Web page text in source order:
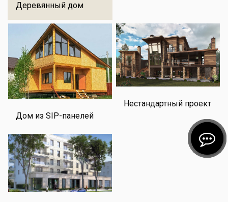
Деревянный дом
Дом из SIP-панелей
Нестандартный проект